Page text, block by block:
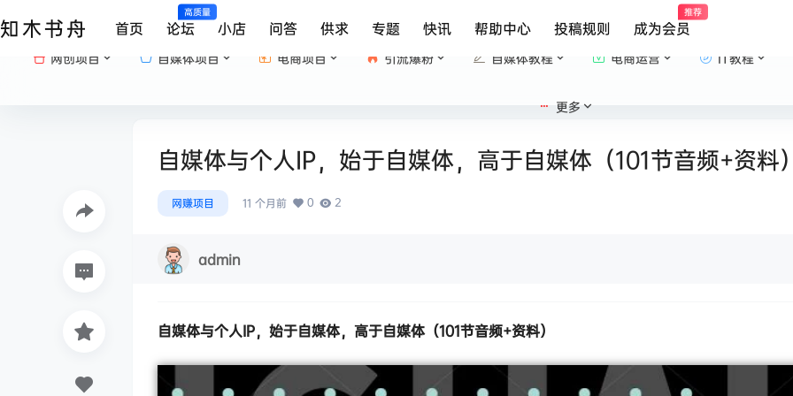
知木书舟 首页
高质量
论坛 小店 问答 供求 专题 快讯 帮助中心 投稿规则
推荐
成为会员
网创项目 自媒体项目 电商项目 引流爆粉 自媒体教程 电商运营 IT教程
更多
自媒体与个人IP，始于自媒体，高于自媒体（101节音频+资料
网赚项目 11 个月前 0 2
admin
自媒体与个人IP，始于自媒体，高于自媒体（101节音频+资料）